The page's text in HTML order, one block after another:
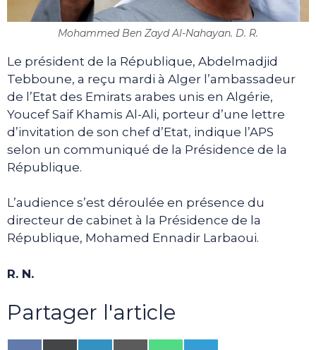
Mohammed Ben Zayd Al-Nahayan. D. R.
Le président de la République, Abdelmadjid
Tebboune, a reçu mardi à Alger l’ambassadeur
de l’Etat des Emirats arabes unis en Algérie,
Youcef Saif Khamis Al-Ali, porteur d’une lettre
d’invitation de son chef d’Etat, indique l’APS
selon un communiqué de la Présidence de la
République.
L’audience s’est déroulée en présence du
directeur de cabinet à la Présidence de la
République, Mohamed Ennadir Larbaoui.
R. N.
Partager l'article